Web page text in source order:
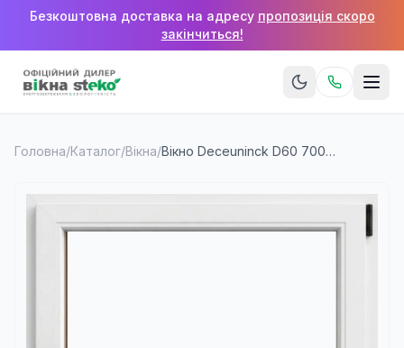
Безкоштовна доставка на адресу пропозиція скоро
закінчиться!
Головна/Каталог/Вікна/ Вікно Deceuninck D60 700×1400 мм (1 стулка)